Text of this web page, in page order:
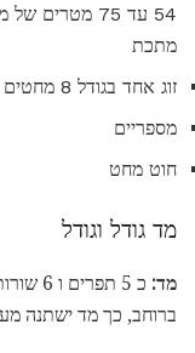
54 עד 75
מתכת
זוג אחד בגודל 8 מחטים סריגה בארה"ב
מספריים
חוט מחט
מד גודל וגודל
מד:
ברוחב, כך מד ישתנה